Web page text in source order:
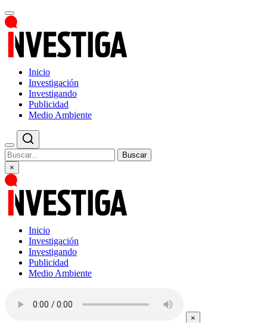
Inicio
Investigación
Investigando
Publicidad
Medio Ambiente
Buscar
×
Inicio
Investigación
Investigando
Publicidad
Medio Ambiente
×